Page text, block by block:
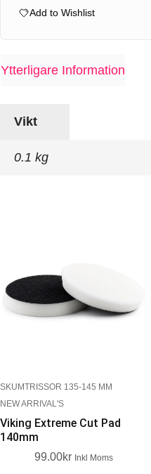
PadAdd to Wishlist
Ytterligare Information
Vikt
0.1 kg
SKUMTRISSOR 135-145 MM
NEW ARRIVAL'S
Viking Extreme Cut Pad
140mm
99.00Kr Inkl Moms